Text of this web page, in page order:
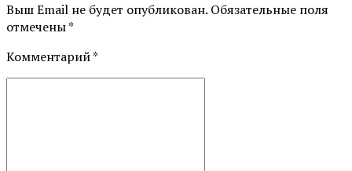
Выш Email не будет опубликован. Обязательные поля
отмечены *
Комментарий*